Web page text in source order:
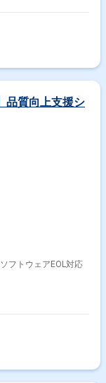
品質向上支援シ
フトウェアEOL対応